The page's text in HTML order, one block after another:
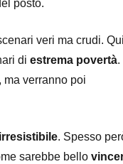
posto.
veri ma crudi.
di estrema povertà.
ma verranno poi
. Spesso
sarebbe bello